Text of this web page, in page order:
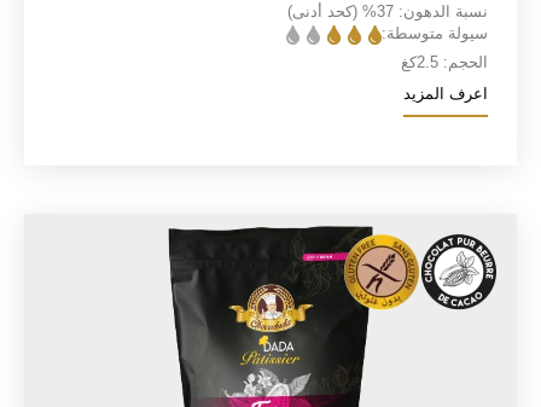
نسبة الدهون: 37%
(كحد أدنى)
سيولة متوسطة:
الحجم: 2.5كغ
اعرف المزيد